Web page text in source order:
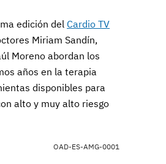
edición del Cardio TV
Miriam Sandín,
Moreno abordan los
años en la terapia
disponibles para
alto y muy alto riesgo
OAD-ES-AMG-0001